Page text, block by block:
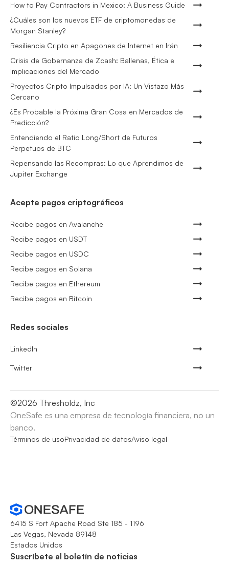
How to Pay Contractors in Mexico: A Business Guide
¿Cuáles son los nuevos ETF de criptomonedas de
Morgan Stanley?
Resiliencia Cripto en Apagones de Internet en Irán
Crisis de Gobernanza de Zcash: Ballenas, Ética e
Implicaciones del Mercado
Proyectos Cripto Impulsados por IA: Un Vistazo Más
Cercano
¿Es Probable la Próxima Gran Cosa en Mercados de
Predicción?
Entendiendo el Ratio Long/Short de Futuros
Perpetuos de BTC
Repensando las Recompras: Lo que Aprendimos de
Jupiter Exchange
Acepte pagos criptográficos
Recibe pagos en Avalanche
Recibe pagos en USDT
Recibe pagos en USDC
Recibe pagos en Solana
Recibe pagos en Ethereum
Recibe pagos en Bitcoin
Redes sociales
LinkedIn
Twitter
©2026 Thresholdz, Inc
OneSafe es una empresa de tecnología financiera, no un
banco.
Términos de usoPrivacidad de datosAviso legal
6415 S Fort Apache Road Ste 185 - 1196
Las Vegas, Nevada 89148
Estados Unidos
Suscríbete al boletín de noticias